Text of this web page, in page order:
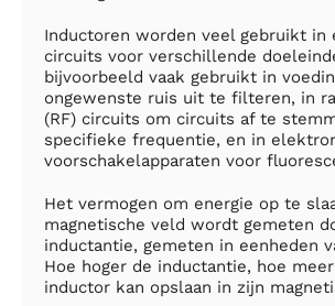
Inductoren worden veel gebruikt in
circuits voor verschillende
bijvoorbeeld vaak gebruikt in
ongewenste ruis uit te filteren, in
(RF) circuits om circuits af te
specifieke frequentie, en in
voorschakelapparaten voor
Het vermogen om energie op te
magnetische veld wordt gemeten
inductantie, gemeten in eenheden
Hoe hoger de inductantie, hoe
inductor kan opslaan in zijn